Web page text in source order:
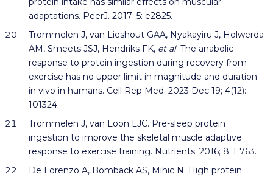
adaptations. PeerJ. 2017; 5: e2825.
Trommelen J, van Lieshout GAA, Nyakayiru J, Holwerda
AM, Smeets JSJ, Hendriks FK, et al. The anabolic
response to protein ingestion during recovery from
exercise has no upper limit in magnitude and duration
in vivo in humans. Cell Rep Med. 2023 Dec 19; 4(12):
101324.
Trommelen J, van Loon LJC. Pre-sleep protein
ingestion to improve the skeletal muscle adaptive
response to exercise training. Nutrients. 2016; 8: E763.
De Lorenzo A, Bomback AS, Mihic N. High protein